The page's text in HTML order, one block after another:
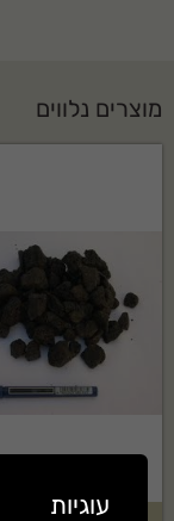
מוצרים נלווים
עוגיות